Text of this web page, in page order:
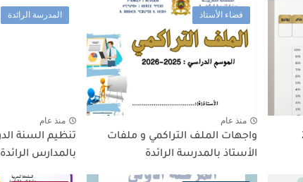
فضاء الأستاذ
منذ عام
واجهات الملف التراكمي و ملفات
الأستاذ بالمدرسة الرائدة
المدرسة الرائدة
منذ عام
بالمدارس الرائدة